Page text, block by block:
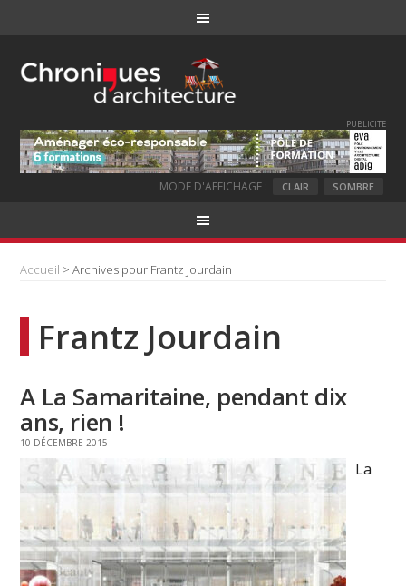
PUBLICITE
MODE D'AFFICHAGE : CLAIR SOMBRE
Accueil > Archives pour Frantz Jourdain
Frantz Jourdain
A La Samaritaine, pendant dix
ans, rien !
10 DÉCEMBRE 2015
La